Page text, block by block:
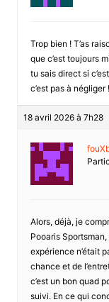
Trop bien ! T’as
que c’est toujours
tu sais direct si
c’est pas à négliger !
18 avril 2026 à 7h28
Alors, déjà, je
Pooaris
expérience n’était
chance et de
c’est un bon quad
suivi. En ce qui